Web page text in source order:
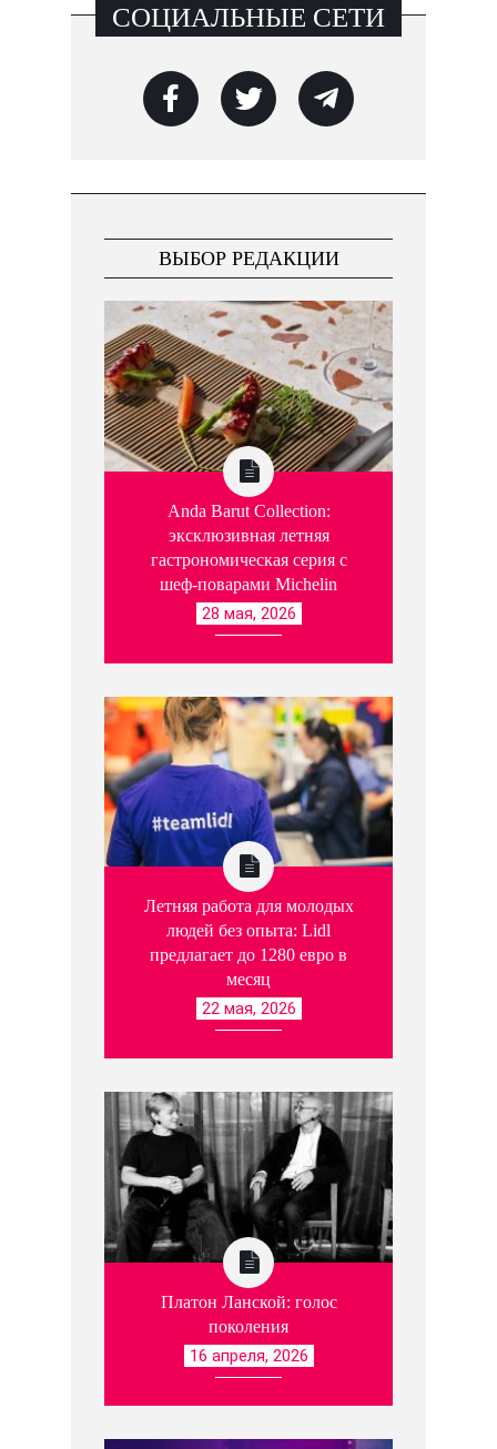
СОЦИАЛЬНЫЕ СЕТИ
ВЫБОР РЕДАКЦИИ
Anda Barut Collection:
эксклюзивная летняя
гастрономическая серия с
шеф-поварами Michelin
28 мая, 2026
Летняя работа для молодых
людей без опыта: Lidl
предлагает до 1280 евро в
месяц
22 мая, 2026
Платон Ланской: голос
поколения
16 апреля, 2026